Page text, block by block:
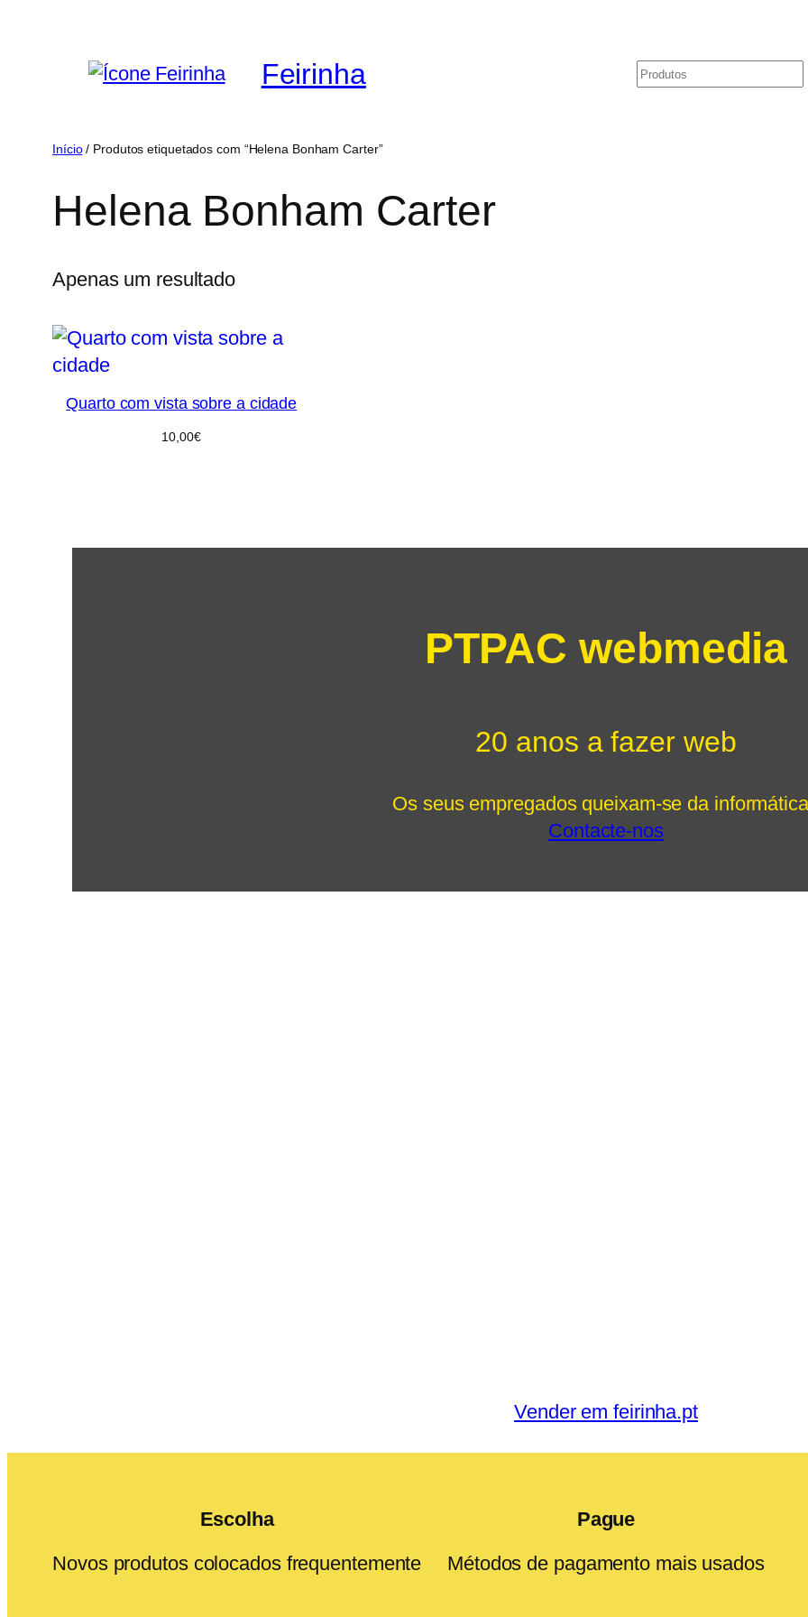
Feirinha Pesquisar
Início/ Produtos etiquetados com “Helena Bonham Carter”
Helena Bonham Carter
Apenas um resultado
Quarto com vista sobre a cidade
10,00€
PTPAC webmedia
20 anos a fazer web
Os seus empregados queixam-se da
Contacte-nos
Vender em feirinha.pt
Escolha
Novos produtos colocados frequentemente
Pague
Métodos de pagamento mais usados